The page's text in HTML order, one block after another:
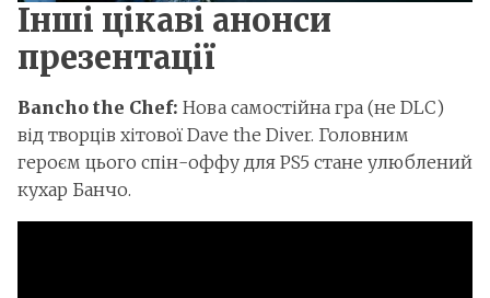
Інші цікаві анонси
презентації
Bancho the Chef: Нова самостійна гра (не DLC)
від творців хітової Dave the Diver. Головним
героєм цього спін-оффу для PS5 стане улюблений
кухар Банчо.